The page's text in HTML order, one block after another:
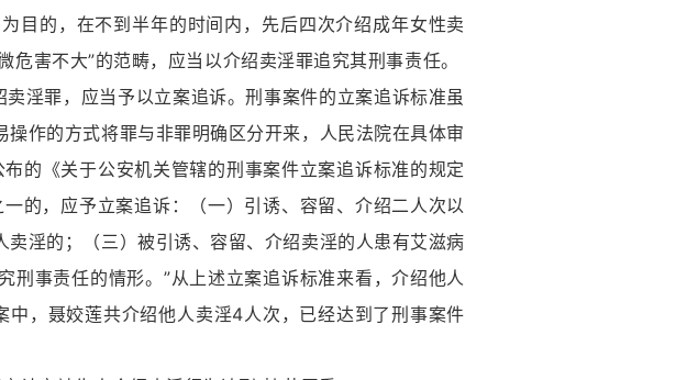
目的，在不到半年的时间内，先后四次介绍成年女性卖
害不大”的范畴，应当以介绍卖淫罪追究其刑事责任。
罪，应当予以立案追诉。刑事案件的立案追诉标准虽
作的方式将罪与非罪明确区分开来，人民法院在具体审
的《关于公安机关管辖的刑事案件立案追诉标准的规定
的，应予立案追诉：（一）引诱、容留、介绍二人次以
淫的；（三）被引诱、容留、介绍卖淫的人患有艾滋病
事责任的情形。”从上述立案追诉标准来看，介绍他人
，聂姣莲共介绍他人卖淫4人次，已经达到了刑事案件